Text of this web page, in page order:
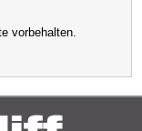
vorbehalten.